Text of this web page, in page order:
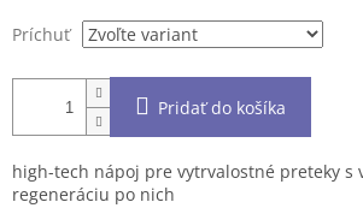
Príchuť
Pridať do košíka
high-tech nápoj pre vytrvalostné preteky s
regeneráciu po nich